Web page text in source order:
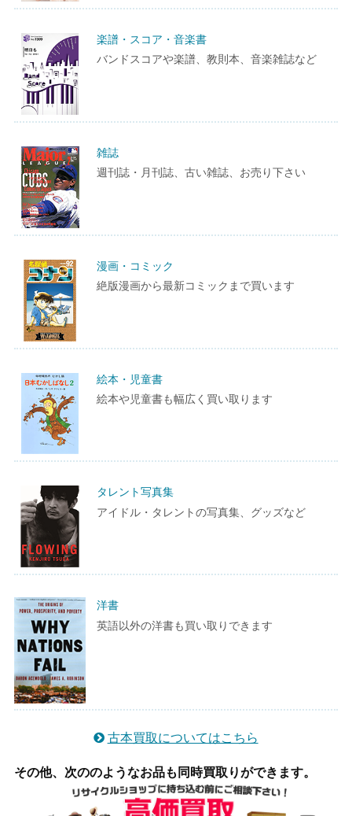
楽譜・スコア・音楽書
バンドスコアや楽譜、教則本、音楽雑誌など
雑誌
週刊誌・月刊誌、古い雑誌、お売り下さい
漫画・コミック
絶版漫画から最新コミックまで買います
絵本・児童書
絵本や児童書も幅広く買い取ります
タレント写真集
アイドル・タレントの写真集、グッズなど
洋書
英語以外の洋書も買い取りできます
古本買取についてはこちら
その他、次ののようなお品も同時買取りができます。